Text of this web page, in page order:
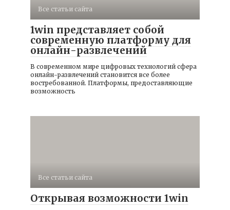
Все статьи сайта
1win представляет собой
современную платформу для
онлайн-развлечений
В современном мире цифровых технологий сфера
онлайн-развлечений становится все более
востребованной. Платформы, предоставляющие
возможность
Все статьи сайта
Открывая возможности 1win